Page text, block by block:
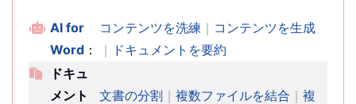
AI for
Word ：
コンテンツを洗練 ｜ コンテンツを生成
｜ ドキュメントを要約
ドキュ
メント
文書の分割 ｜ 複数ファイルを結合 ｜ 複